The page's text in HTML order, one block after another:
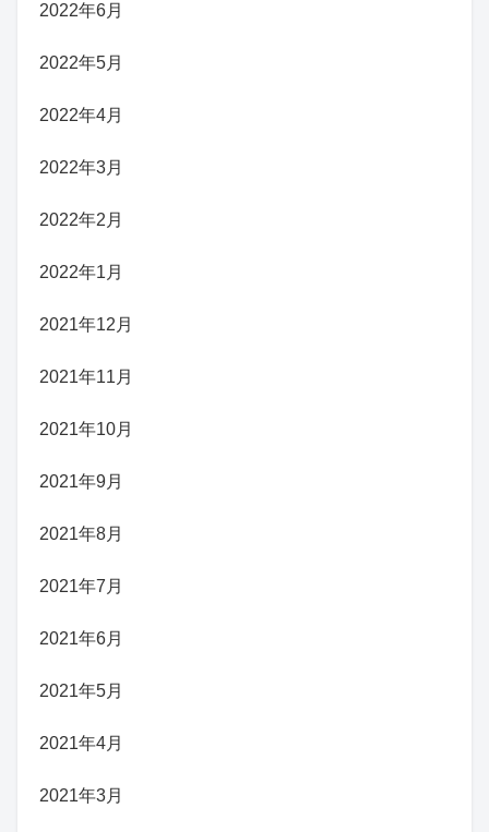
2022年6月
2022年5月
2022年4月
2022年3月
2022年2月
2022年1月
2021年12月
2021年11月
2021年10月
2021年9月
2021年8月
2021年7月
2021年6月
2021年5月
2021年4月
2021年3月